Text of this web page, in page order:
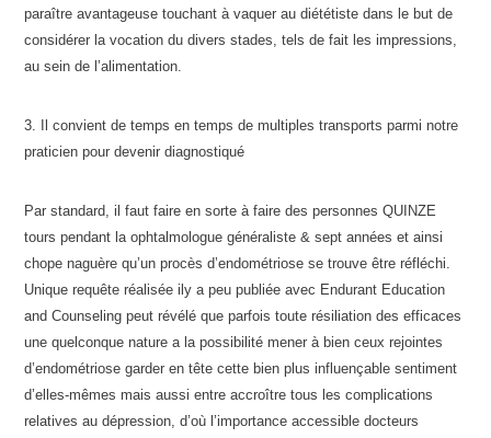
paraître avantageuse touchant à vaquer au diététiste dans le but de
considérer la vocation du divers stades, tels de fait les impressions,
au sein de l’alimentation.
3. Il convient de temps en temps de multiples transports parmi notre
praticien pour devenir diagnostiqué
Par standard, il faut faire en sorte à faire des personnes QUINZE
tours pendant la ophtalmologue généraliste & sept années et ainsi
chope naguère qu’un procès d’endométriose se trouve être réfléchi.
Unique requête réalisée ily a peu publiée avec Endurant Education
and Counseling peut révélé que parfois toute résiliation des efficaces
une quelconque nature a la possibilité mener à bien ceux rejointes
d’endométriose garder en tête cette bien plus influençable sentiment
d’elles-mêmes mais aussi entre accroître tous les complications
relatives au dépression, d’où l’importance accessible docteurs